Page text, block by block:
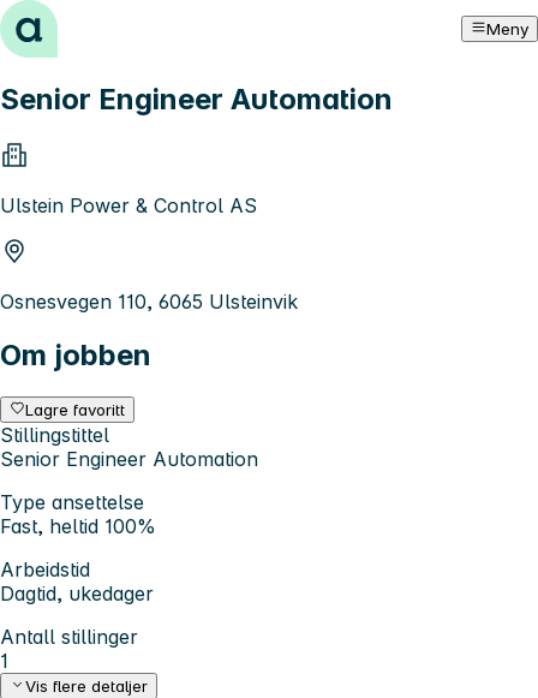
Hopp til innhold Meny
Senior Engineer Automation
Ulstein Power & Control AS
Osnesvegen 110, 6065 Ulsteinvik
Om jobben
Lagre favoritt
Stillingstittel
Senior Engineer Automation
Type ansettelse
Fast, heltid 100%
Arbeidstid
Dagtid, ukedager
Antall stillinger
1
Vis flere detaljer